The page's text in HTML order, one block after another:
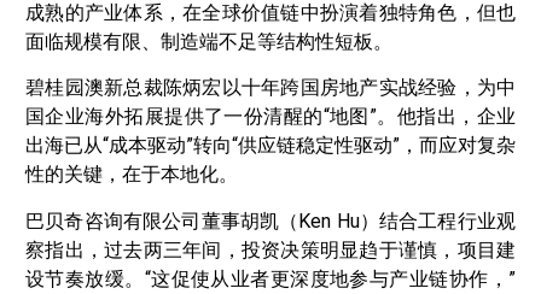
成熟的产业体系，在全球价值链中扮演着独特角色，但也
面临规模有限、制造端不足等结构性短板。
碧桂园澳新总裁陈炳宏以十年跨国房地产实战经验，为中
国企业海外拓展提供了一份清醒的“地图”。他指出，企业
出海已从“成本驱动”转向“供应链稳定性驱动”，而应对复杂
性的关键，在于本地化。
巴贝奇咨询有限公司董事胡凯（Ken Hu）结合工程行业观
察指出，过去两三年间，投资决策明显趋于谨慎，项目建
设节奏放缓。“这促使从业者更深度地参与产业链协作，”